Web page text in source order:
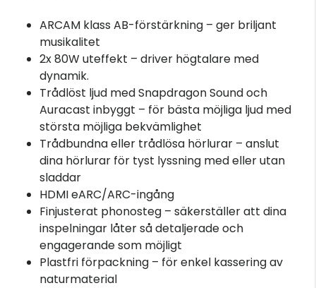
ARCAM klass AB-förstärkning – ger briljant
musikalitet
2x 80W uteffekt – driver högtalare med
dynamik.
Trådlöst ljud med Snapdragon Sound och
Auracast inbyggt – för bästa möjliga ljud med
största möjliga bekvämlighet
Trådbundna eller trådlösa hörlurar – anslut
dina hörlurar för tyst lyssning med eller utan
sladdar
HDMI eARC/ARC-ingång
Finjusterat phonosteg – säkerställer att dina
inspelningar låter så detaljerade och
engagerande som möjligt
Plastfri förpackning – för enkel kassering av
naturmaterial